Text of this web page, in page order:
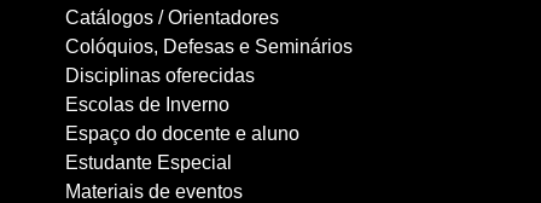
Catálogos / Orientadores
Colóquios, Defesas e Seminários
Disciplinas oferecidas
Escolas de Inverno
Espaço do docente e aluno
Estudante Especial
Materiais de eventos